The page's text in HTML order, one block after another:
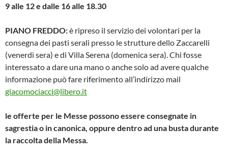
9 alle 12 e dalle 16 alle 18.30
PIANO FREDDO:è ripreso il servizio dei volontari per la
consegna dei pasti serali presso le strutture dello Zaccarelli
(venerdì sera) e di Villa Serena (domenica sera). Chi fosse
interessato a dare una mano o anche solo ad avere qualche
informazione può fare riferimento all’indirizzo mail
giacomociacci@libero.it
le offerte per le Messe possono essere consegnate in
sagrestia o in canonica, oppure dentro ad una busta durante
la raccolta della Messa.